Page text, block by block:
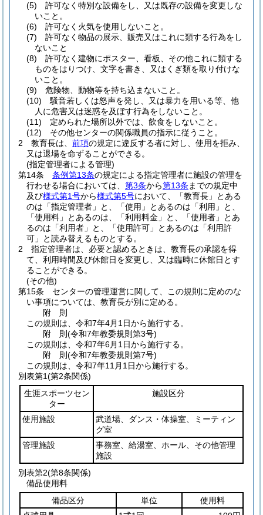
(5)
許可なく特別な設備をし、又は既存の設備を変更しな
いこと。
(6)
許可なく火気を使用しないこと。
(7)
許可なく物品の展示、販売又はこれに類する行為をし
ないこと
(8)
許可なく建物にポスター、看板、その他これに類する
ものをはりつけ、文字を書き、又はくぎ類を取り付けな
いこと。
(9)
危険物、動物等を持ち込まないこと。
(10)
騒音若しくは怒声を発し、又は暴力を用いる等、他
人に危害又は迷惑を及ぼす行為をしないこと。
(11)
定められた場所以外では、飲食をしないこと。
(12)
その他センターの関係職員の指示に従うこと。
2
教育長は、 前項の規定に違反する者に対し、使用を拒み、
又は退場を命ずることができる。
(指定管理者による管理)
第14条
条例第13条の規定による指定管理者に施設の管理を
行わせる場合においては、 第3条から第13条 までの規定中
及び様式第1号から様式第5号において、「教育長」とある
のは「指定管理者」と、「使用」とあるのは「利用」と、
「使用料」とあるのは、「利用料金」と、「使用者」とあ
るのは「利用者」と、「使用許可」とあるのは「利用許
可」と読み替えるものとする。
2
指定管理者は、必要と認めるときは、教育長の承認を得
て、利用時間及び休館日を変更し、又は臨時に休館日とす
ることができる。
(その他)
第15条
センターの管理運営に関して、この規則に定めのな
い事項については、教育長が別に定める。
附 則
この規則は、令和7年4月1日から施行する。
附 則(令和7年教委規則第3号)
この規則は、令和7年6月1日から施行する。
附 則(令和7年教委規則第7号)
この規則は、令和7年11月1日から施行する。
別表第1(第2条関係)
生涯スポーツセン
ター
施設区分
使用施設
武道場、ダンス・体操室、ミーティン
グ室
管理施設
事務室、給湯室、ホール、その他管理
施設
別表第2(第8条関係)
備品使用料
備品区分
単位
使用料